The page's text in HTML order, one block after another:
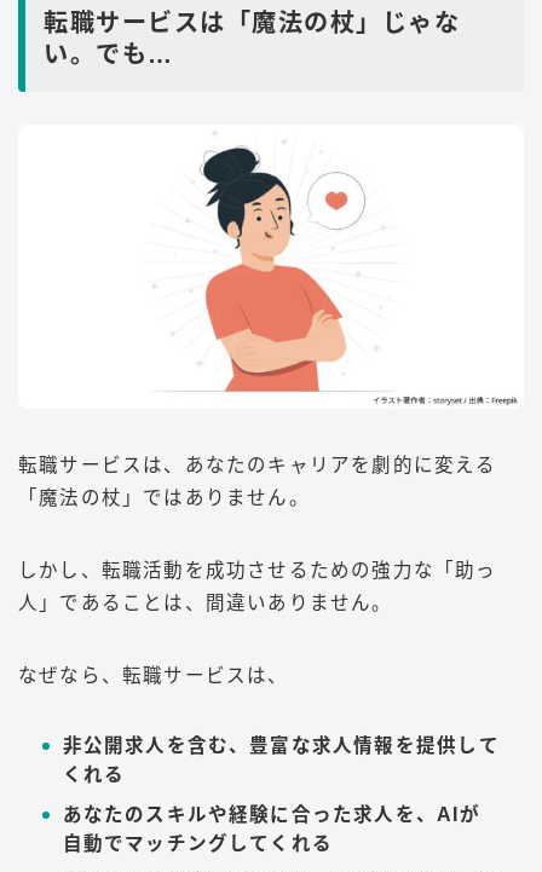
転職サービスは「魔法の杖」じゃな
い。でも…
転職サービスは、あなたのキャリアを劇的に変える
「魔法の杖」ではありません。
しかし、転職活動を成功させるための強力な「助っ
人」であることは、間違いありません。
なぜなら、転職サービスは、
非公開求人を含む、豊富な求人情報を提供して
くれる
あなたのスキルや経験に合った求人を、AIが
自動でマッチングしてくれる